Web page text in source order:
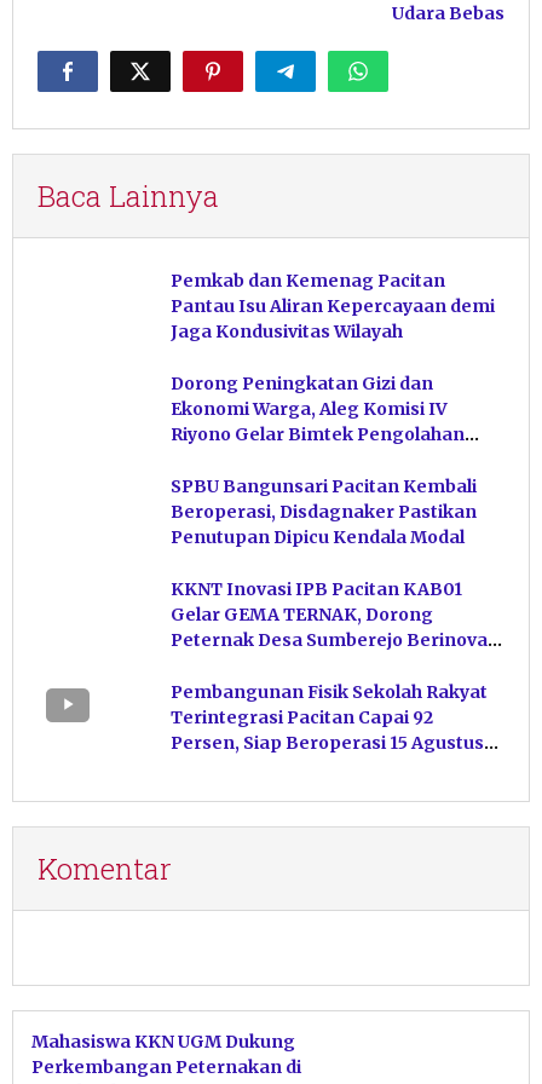
Udara Bebas
Baca Lainnya
Pemkab dan Kemenag Pacitan
Pantau Isu Aliran Kepercayaan demi
Jaga Kondusivitas Wilayah
Dorong Peningkatan Gizi dan
Ekonomi Warga, Aleg Komisi IV
Riyono Gelar Bimtek Pengolahan
SPBU Bangunsari Pacitan Kembali
Beroperasi, Disdagnaker Pastikan
Penutupan Dipicu Kendala Modal
KKNT Inovasi IPB Pacitan KAB01
Gelar GEMA TERNAK, Dorong
Peternak Desa Sumberejo Berinovasi
Pembangunan Fisik Sekolah Rakyat
Terintegrasi Pacitan Capai 92
Persen, Siap Beroperasi 15 Agustus
Komentar
Mahasiswa KKN UGM Dukung
Perkembangan Peternakan di